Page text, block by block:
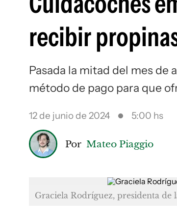
recibir
Pasada la mitad del mes
método de pago para que
12 de junio de 2024 5:00 hs
Por Mateo Piaggio
Graciela Rodríguez, presidenta de